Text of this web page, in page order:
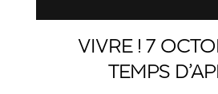
VIVRE ! 7
TEMPS